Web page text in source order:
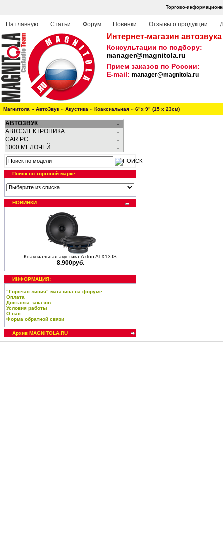
Торгово-
На главную Статьи Форум Новинки Отзывы о продукции
Интернет-магазин
Консультации по подбору:
manager@magnitola.ru
Прием заказов по России:
E-mail: manager@magnitola.ru
Магнитола » АвтоЗвук » Акустика » Коаксиальная » 6"х 9" (15 х 23см)
АВТОЗВУК
АВТОЭЛЕКТРОНИКА
CAR PC
1000 МЕЛОЧЕЙ
Поиск по торговой марке
НОВИНКИ
Коаксиальная акустика Axton ATX130S
8.900руб.
ИНФОРМАЦИЯ:
"Горячая линия" магазина на форуме
Оплата
Доставка заказов
Условия работы
О нас
Форма обратной связи
Архив MAGNITOLA.RU